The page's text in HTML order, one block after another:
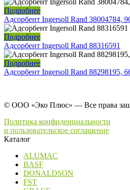
Подробнее
Адсорбент Ingersoll Rand 38004784,
Подробнее
Адсорбент Ingersoll Rand 88316591
Подробнее
Адсорбент Ingersoll Rand 88298195,
© ООО «Эко Плюс» — Все права
Политика конфиденциальности
и пользовательское соглашение
Каталог
ALUMAC
BASF
DONALDSON
FST